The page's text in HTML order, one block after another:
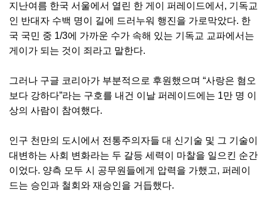
지난여름 한국 서울에서 열린 한 게이 퍼레이드에서, 기독교
인 반대자 수백 명이 길에 드러누워 행진을 가로막았다. 한
국 국민 중 1/3에 가까운 수가 속해 있는 기독교 교파에서는
게이가 되는 것이 죄라고 말한다.
그러나 구글 코리아가 부분적으로 후원했으며 “사랑은 혐오
보다 강하다”라는 구호를 내건 이날 퍼레이드에는 1만 명 이
상의 사람이 참여했다.
인구 천만의 도시에서 전통주의자들 대 신기술 및 그 기술이
대변하는 사회 변화라는 두 갈등 세력이 마찰을 일으킨 순간
이었다. 양측 모두 시 공무원들에게 압력을 가했고, 퍼레이
드는 승인과 철회와 재승인을 거듭했다.